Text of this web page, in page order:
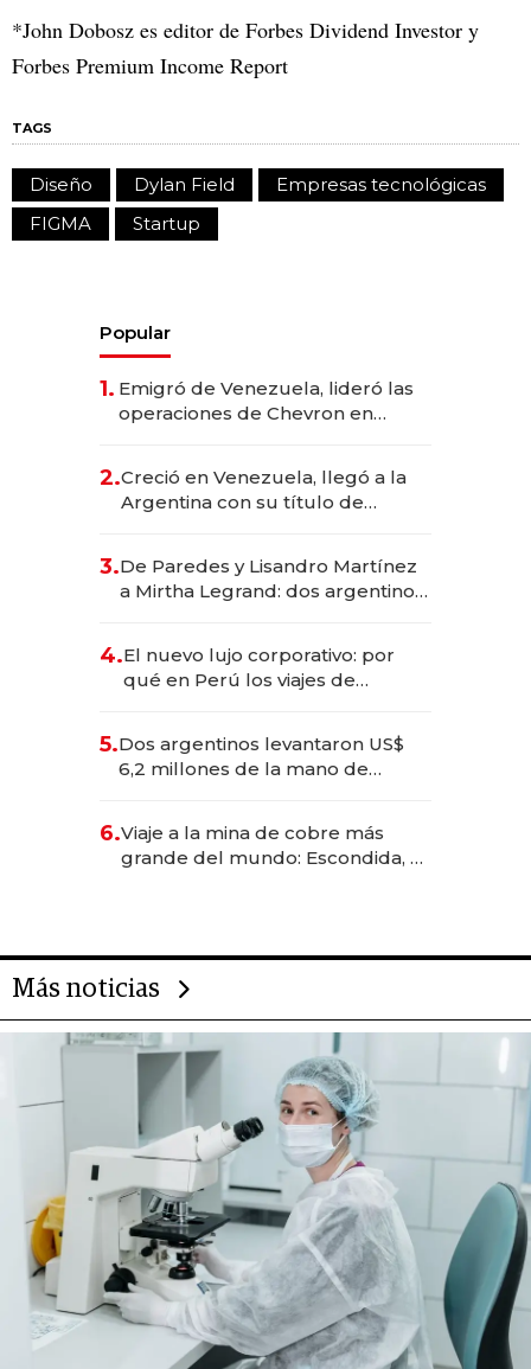
*John Dobosz es editor de Forbes Dividend Investor y
Forbes Premium Income Report
TAGS
Diseño Dylan Field
Empresas tecnológicas
FIGMA
Startup
Popular
1. Emigró de Venezuela, lideró las
operaciones de Chevron en
2.Creció en Venezuela, llegó a la
Argentina con su título de
las marcas "fast premium"
3.De Paredes y Lisandro Martínez
a Mirtha Legrand: dos argentinos
4.El nuevo lujo corporativo: por
qué en Perú los viajes de
para convertirse en experiencias
transformadoras
5.Dos argentinos levantaron US$
6,2 millones de la mano de
6.Viaje a la mina de cobre más
grande del mundo: Escondida, el
Más noticias